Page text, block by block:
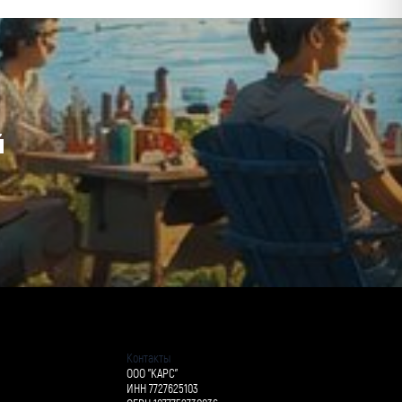
Контакты
ООО "КАРС"
ИНН 7727625103